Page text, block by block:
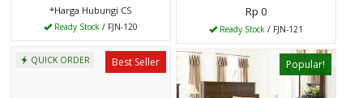
*Harga Hubungi CS
Ready Stock / FJN-120
Rp 0
Ready Stock / FJN-121
Best Seller
QUICK ORDER Popular!